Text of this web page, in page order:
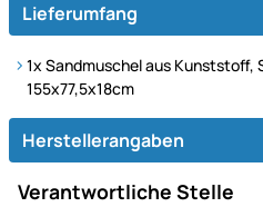
Lieferumfang
1x Sandmuschel aus Kunststoff,
155x77,5x18cm
Herstellerangaben
Verantwortliche Stelle